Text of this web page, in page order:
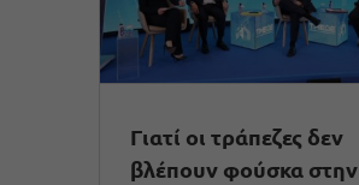
Γιατί οι τράπεζες δεν
βλέπουν φούσκα στην